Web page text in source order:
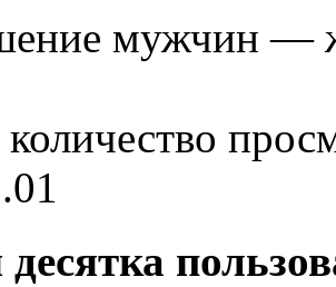
мужчин —